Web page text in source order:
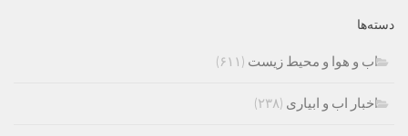
دسته‌ها
اب و هوا و محیط زیست (۶۱۱)
اخبار اب و ابیاری (۲۳۸)